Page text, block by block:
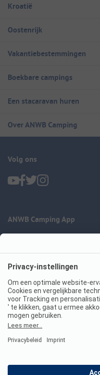
Kroatië
Oostenrijk
Vakantiebestemmingen
Boekbare campings
Een stacaravan huren
Over ANWB Camping
Volg ons
ANWB Camping App
Imprint
Jouw privacy
Wet digitale diensten